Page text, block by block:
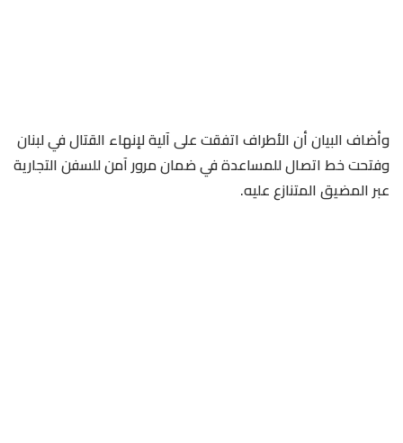
وأضاف البيان أن الأطراف اتفقت على آلية لإنهاء القتال في لبنان
وفتحت خط اتصال للمساعدة في ضمان مرور آمن للسفن التجارية
عبر المضيق المتنازع عليه.